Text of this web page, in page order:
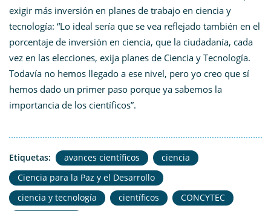
exigir más inversión en planes de trabajo en ciencia y
tecnología: “Lo ideal sería que se vea reflejado también en el
porcentaje de inversión en ciencia, que la ciudadanía, cada
vez en las elecciones, exija planes de Ciencia y Tecnología.
Todavía no hemos llegado a ese nivel, pero yo creo que sí
hemos dado un primer paso porque ya sabemos la
importancia de los científicos”.
Etiquetas: avances científicos
ciencia
Ciencia para la Paz y el Desarrollo
ciencia y tecnología
científicos
CONCYTEC